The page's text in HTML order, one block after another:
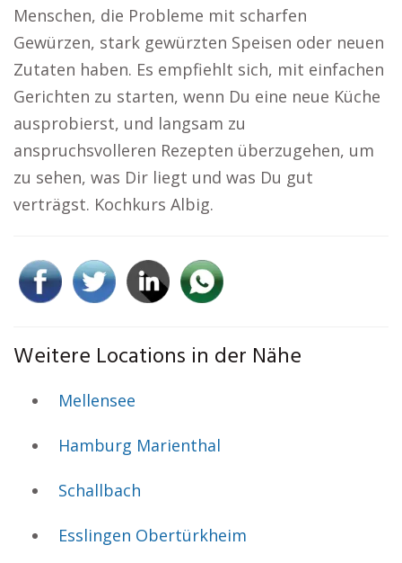
Menschen, die Probleme mit scharfen
Gewürzen, stark gewürzten Speisen oder neuen
Zutaten haben. Es empfiehlt sich, mit einfachen
Gerichten zu starten, wenn Du eine neue Küche
ausprobierst, und langsam zu
anspruchsvolleren Rezepten überzugehen, um
zu sehen, was Dir liegt und was Du gut
verträgst. Kochkurs Albig.
Weitere Locations in der Nähe
Mellensee
Hamburg Marienthal
Schallbach
Esslingen Obertürkheim